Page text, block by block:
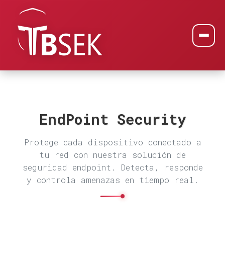
EndPoint Security
Protege cada dispositivo conectado a
tu red con nuestra solución de
seguridad endpoint. Detecta, responde
y controla amenazas en tiempo real.